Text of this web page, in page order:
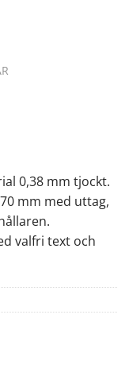
0,38 mm tjockt.
mm med uttag,
valfri text och